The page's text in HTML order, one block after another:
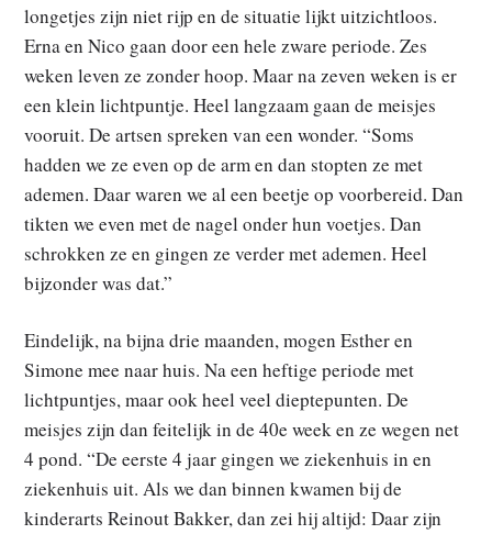
longetjes zijn niet rijp en de situatie lijkt uitzichtloos.
Erna en Nico gaan door een hele zware periode. Zes
weken leven ze zonder hoop. Maar na zeven weken is er
een klein lichtpuntje. Heel langzaam gaan de meisjes
vooruit. De artsen spreken van een wonder. “Soms
hadden we ze even op de arm en dan stopten ze met
ademen. Daar waren we al een beetje op voorbereid. Dan
tikten we even met de nagel onder hun voetjes. Dan
schrokken ze en gingen ze verder met ademen. Heel
bijzonder was dat.”
Eindelijk, na bijna drie maanden, mogen Esther en
Simone mee naar huis. Na een heftige periode met
lichtpuntjes, maar ook heel veel dieptepunten. De
meisjes zijn dan feitelijk in de 40e week en ze wegen net
4 pond. “De eerste 4 jaar gingen we ziekenhuis in en
ziekenhuis uit. Als we dan binnen kwamen bij de
kinderarts Reinout Bakker, dan zei hij altijd: Daar zijn